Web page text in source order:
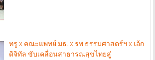
ทรู x คณะแพทย์ มธ. x รพ.ธรรมศาสตร์ฯ x เอ้ก
ดิจิทัล ขับเคลื่อนสาธารณสุขไทยสู่